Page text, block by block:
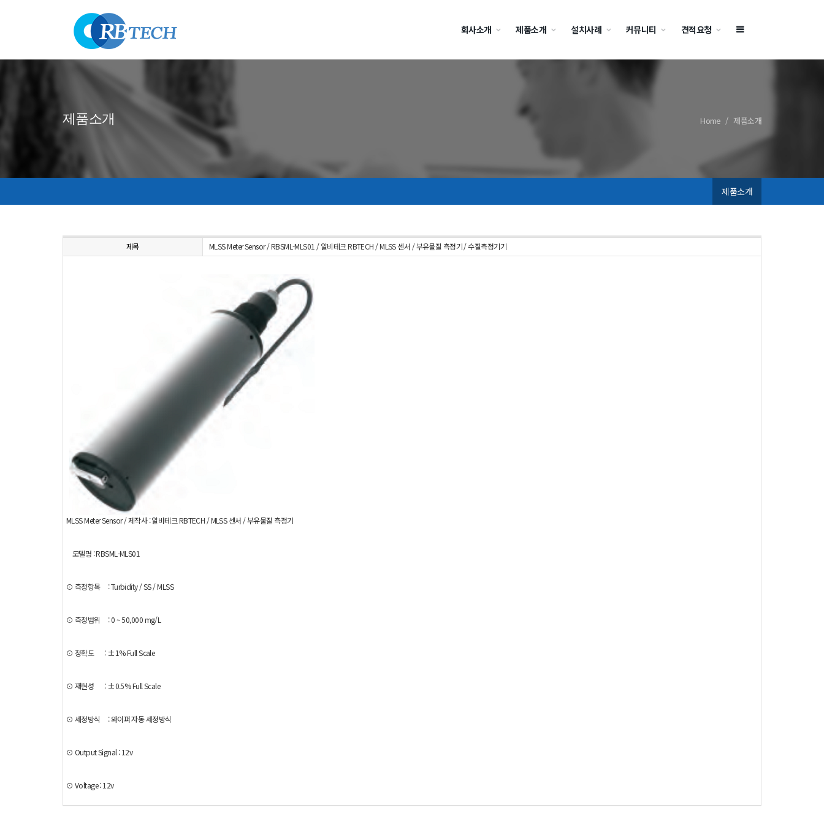
회사소개 제품소개 설치사례 커뮤니티 견적요청
제품소개 Home 제품소개
제품소개
제목 MLSS Meter Sensor / RBSML-MLS01 / 알비테크 RBTECH / MLSS 센서 / 부유물질 측정기 / 수질측정기기
MLSS Meter Sensor / 제작사 : 알비테크 RBTECH / MLSS 센서 / 부유물질 측정기
모델명 : RBSML-MLS01
⊙ 측정항목 : Turbidity / SS / MLSS
⊙ 측정범위 : 0 ~ 50,000 mg/L
⊙ 정확도 : ±1% Full Scale
⊙ 재현성 : ±0.5% Full Scale
⊙ 세정방식 : 와이퍼 자동 세정방식
⊙ Output Signal : 12v
⊙ Voltage : 12v